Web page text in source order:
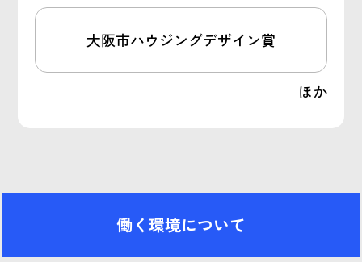
大阪市ハウジングデザイン賞
ほか
働く環境について